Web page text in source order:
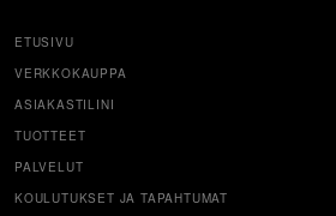
ETUSIVU
VERKKOKAUPPA
ASIAKASTILINI
TUOTTEET
PALVELUT
KOULUTUKSET JA TAPAHTUMAT